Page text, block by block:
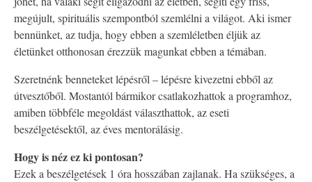
megújult, spirituális szempontból szemlélni a világot. Aki ismer
bennünket, az tudja, hogy ebben a szemléletben éljük az
életünket otthonosan érezzük magunkat ebben a témában.
Szeretnénk benneteket lépésről – lépésre kivezetni ebből az
útvesztőből. Mostantól bármikor csatlakozhattok a programhoz,
amiben többféle megoldást választhattok, az eseti
beszélgetésektől, az éves mentorálásig.
Hogy is néz ez ki pontosan?
Ezek a beszélgetések 1 óra hosszában zajlanak. Ha szükséges, a